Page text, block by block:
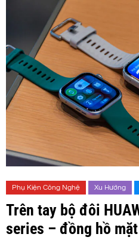
Phụ Kiện Công Nghệ Xu Hướng
Trên tay bộ đôi
series – đồng hồ